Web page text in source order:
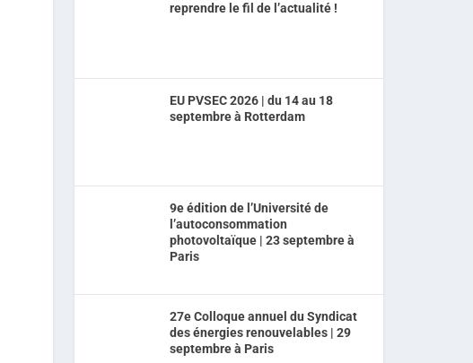
reprendre le fil de l’actualité !
EU PVSEC 2026 | du 14 au 18
septembre à Rotterdam
9e édition de l’Université de
l’autoconsommation
photovoltaïque | 23 septembre à
Paris
27e Colloque annuel du Syndicat
des énergies renouvelables | 29
septembre à Paris